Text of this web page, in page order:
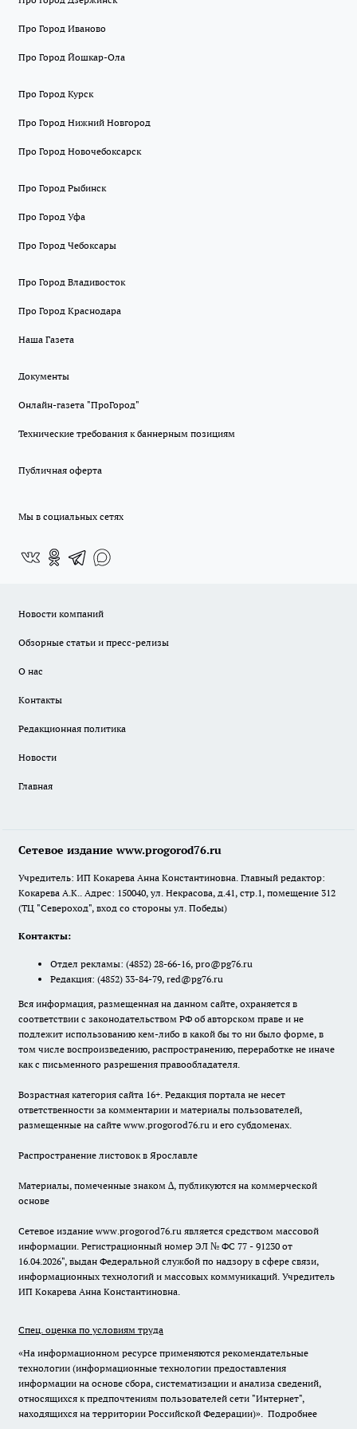
Про Город Иваново
Про Город Йошкар-Ола
Про Город Курск
Про Город Нижний Новгород
Про Город Новочебоксарск
Про Город Рыбинск
Про Город Уфа
Про Город Чебоксары
Про Город Владивосток
Про Город Краснодара
Наша Газета
Документы
Онлайн-газета "ПроГород"
Технические требования к баннерным позициям
Публичная оферта
Мы в социальных сетях
Новости компаний
Обзорные статьи и пресс-релизы
О нас
Контакты
Редакционная политика
Новости
Главная
Сетевое издание www.progorod76.ru
Учредитель: ИП Кокарева Анна Константиновна. Главный редактор:
Кокарева А.К.. Адрес: 150040, ул. Некрасова, д.41, стр.1, помещение 312
(ТЦ "Североход", вход со стороны ул. Победы)
Контакты:
Отдел рекламы: (4852) 28-66-16, pro@pg76.ru
Редакция: (4852) 33-84-79, red@pg76.ru
Вся информация, размещенная на данном сайте, охраняется в
соответствии с законодательством РФ об авторском праве и не
подлежит использованию кем-либо в какой бы то ни было форме, в
том числе воспроизведению, распространению, переработке не иначе
как с письменного разрешения правообладателя.
Возрастная категория сайта 16+. Редакция портала не несет
ответственности за комментарии и материалы пользователей,
размещенные на сайте www.progorod76.ru и его субдоменах.
Распространение листовок в Ярославле
Материалы, помеченные знаком ∆, публикуются на коммерческой
основе
Сетевое издание www.progorod76.ru является средством массовой
информации. Регистрационный номер ЭЛ № ФС 77 - 91230 от
16.04.2026", выдан Федеральной службой по надзору в сфере связи,
информационных технологий и массовых коммуникаций. Учредитель
ИП Кокарева Анна Константиновна.
Спец. оценка по условиям труда
«На информационном ресурсе применяются рекомендательные
технологии (информационные технологии предоставления
информации на основе сбора, систематизации и анализа сведений,
относящихся к предпочтениям пользователей сети "Интернет",
находящихся на территории Российской Федерации)». Подробнее